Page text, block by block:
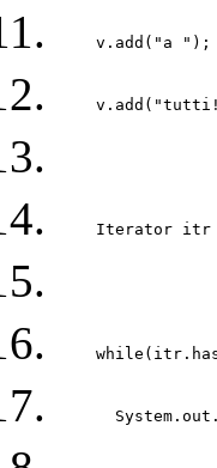
    v.add("a ");
Iterator